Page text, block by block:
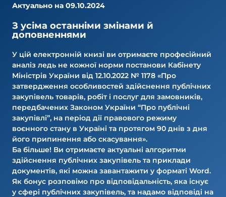
Актуально на 09.10.2024
З усіма останніми змінами й
доповненнями
У цій електронній книзі ви отримаєте професійний
аналіз ледь не кожної норми постанови Кабінету
Міністрів України від 12.10.2022 № 1178 «Про
затвердження особливостей здійснення публічних
закупівель товарів, робіт і послуг для замовників,
передбачених Законом України “Про публічні
закупівлі”, на період дії правового режиму
воєнного стану в Україні та протягом 90 днів з дня
його припинення або скасування».
Ба більше! Ви отримаєте актуальні алгоритми
здійснення публічних закупівель та приклади
документів, які можна завантажити у форматі Word.
Як бонус розповімо про відповідальність, яка існує
у сфері публічних закупівель, та надамо відповіді на